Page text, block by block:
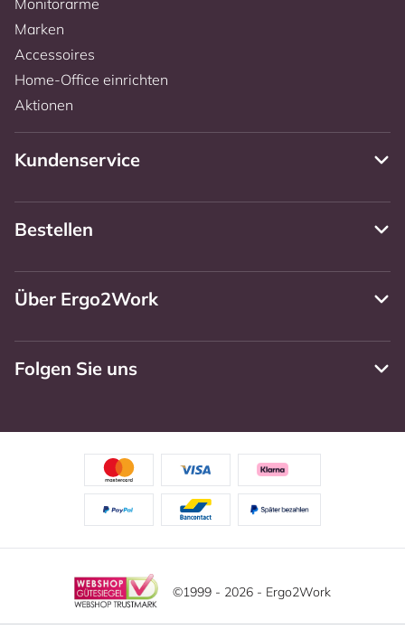
Marken
Accessoires
Home-Office einrichten
Aktionen
Kundenservice
Bestellen
Über Ergo2Work
Folgen Sie uns
©1999 - 2026 - Ergo2Work